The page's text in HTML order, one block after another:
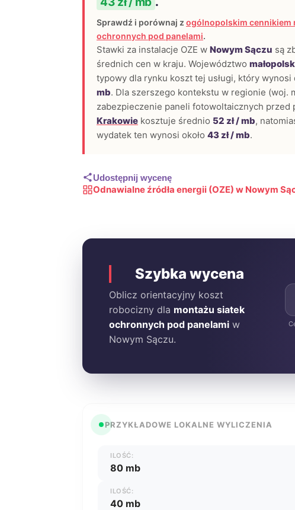
Sprawdź i porównaj z ogólnopolskim cennikiem
ochronnych pod panelami.
Stawki za instalacje OZE w Nowym Sączu są
średnich cen w kraju. Województwo
typowy dla rynku koszt tej usługi, który wynosi
mb. Dla szerszego kontekstu w regionie (woj.
zabezpieczenie paneli fotowoltaicznych przed
Krakowie kosztuje średnio 52 zł / mb,
wydatek ten wynosi około 43 zł / mb.
Udostępnij wycenę
Odnawialne źródła energii (OZE) w Nowym
Szybka wycena
Oblicz orientacyjny koszt
robocizny dla montażu siatek
ochronnych pod panelami w
Nowym Sączu.
PRZYKŁADOWE LOKALNE WYLICZENIA
ILOŚĆ:
80 mb
ILOŚĆ:
40 mb